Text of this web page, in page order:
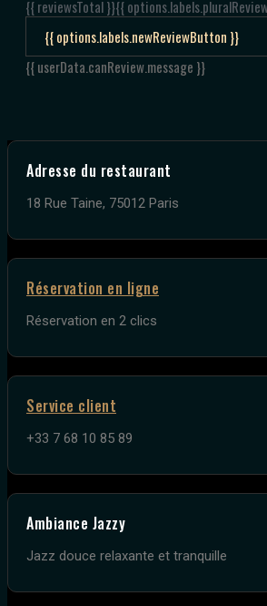
{{ reviewsTotal }}{{
{{ options.labels.newReviewButton }}
{{ userData.canReview.message }}
Adresse du restaurant
18 Rue Taine, 75012 Paris
Réservation en ligne
Réservation en 2 clics
Service client
+33 7 68 10 85 89
Ambiance Jazzy
Jazz douce relaxante et tranquille